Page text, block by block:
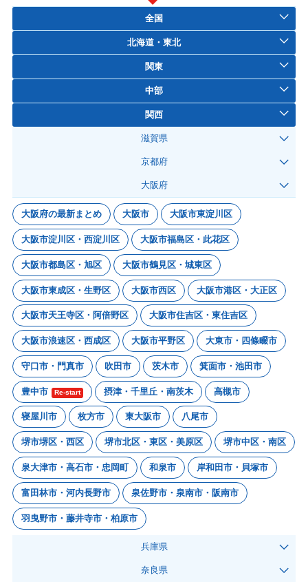
全国
北海道・東北
関東
中部
関西
滋賀県
京都府
大阪府
大阪府の最新まとめ 大阪市 大阪市東淀川区
大阪市淀川区・西淀川区 大阪市福島区・此花区
大阪市都島区・旭区 大阪市鶴見区・城東区
大阪市東成区・生野区 大阪市西区 大阪市港区・大正区
大阪市天王寺区・阿倍野区 大阪市住吉区・東住吉区
大阪市浪速区・西成区 大阪市平野区 大東市・四條畷市
守口市・門真市 吹田市 茨木市 箕面市・池田市
豊中市 Re-start 摂津・千里丘・南茨木 高槻市
寝屋川市 枚方市 東大阪市 八尾市
堺市堺区・西区 堺市北区・東区・美原区 堺市中区・南区
泉大津市・高石市・忠岡町 和泉市 岸和田市・貝塚市
富田林市・河内長野市 泉佐野市・泉南市・阪南市
羽曳野市・藤井寺市・柏原市
兵庫県
奈良県